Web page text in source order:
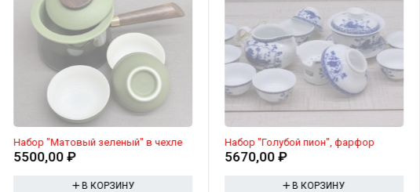
Набор "Матовый зеленый" в чехле
5500,00₽
В КОРЗИНУ
Набор "Голубой пион", фарфор
5670,00₽
В КОРЗИНУ